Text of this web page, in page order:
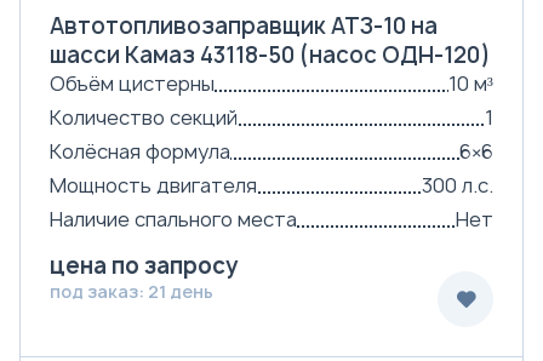
Автотопливозаправщик АТЗ-10 на
шасси Камаз 43118-50 (насос ОДН-120)
Объём цистерны
10 м³
Количество секций
1
Колёсная формула
6×6
Мощность двигателя
300 л.с.
Наличие спального места
Нет
цена по запросу
под заказ: 21 день